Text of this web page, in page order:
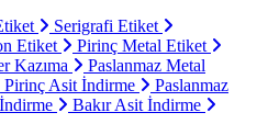
Serigrafi Etiket
Etiket
Pirinç Metal Etiket
Kazıma
Paslanmaz Metal
Pirinç Asit İndirme
Paslanmaz
Bakır Asit İndirme